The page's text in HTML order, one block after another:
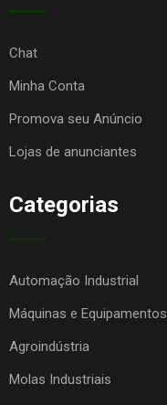
Chat
Minha Conta
Promova seu Anúncio
Lojas de anunciantes
Categorias
Automação Industrial
Máquinas e Equipamentos
Agroindústria
Molas Industriais